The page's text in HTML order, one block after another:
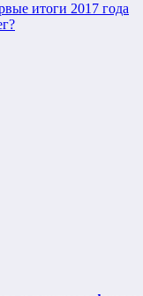
итоги 2017 года